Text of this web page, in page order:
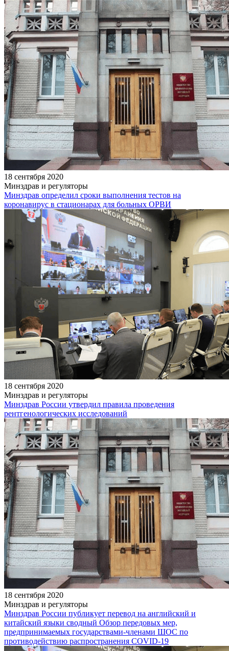
18 сентября 2020
Минздрав и регуляторы
Минздрав определил сроки выполнения тестов на
коронавирус в стационарах для больных ОРВИ
18 сентября 2020
Минздрав и регуляторы
Минздрав России утвердил правила проведения
рентгенологических исследований
18 сентября 2020
Минздрав и регуляторы
Минздрав России публикует перевод на английский и
китайский языки сводный Обзор передовых мер,
предпринимаемых государствами-членами ШОС по
противодействию распространения COVID-19